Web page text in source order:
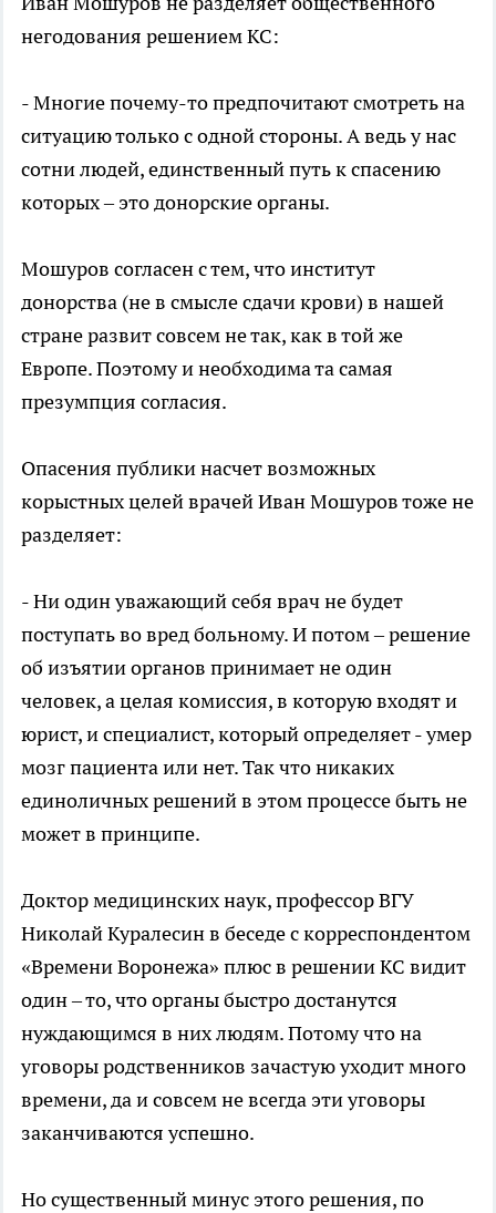
негодования решением КС:
- Многие почему-то предпочитают смотреть на
ситуацию только с одной стороны. А ведь у нас
сотни людей, единственный путь к спасению
которых – это донорские органы.
Мошуров согласен с тем, что институт
донорства (не в смысле сдачи крови) в нашей
стране развит совсем не так, как в той же
Европе. Поэтому и необходима та самая
презумпция согласия.
Опасения публики насчет возможных
корыстных целей врачей Иван Мошуров тоже не
разделяет:
- Ни один уважающий себя врач не будет
поступать во вред больному. И потом – решение
об изъятии органов принимает не один
человек, а целая комиссия, в которую входят и
юрист, и специалист, который определяет - умер
мозг пациента или нет. Так что никаких
единоличных решений в этом процессе быть не
может в принципе.
Доктор медицинских наук, профессор ВГУ
Николай Куралесин в беседе с корреспондентом
«Времени Воронежа» плюс в решении КС видит
один – то, что органы быстро достанутся
нуждающимся в них людям. Потому что на
уговоры родственников зачастую уходит много
времени, да и совсем не всегда эти уговоры
заканчиваются успешно.
Но существенный минус этого решения, по